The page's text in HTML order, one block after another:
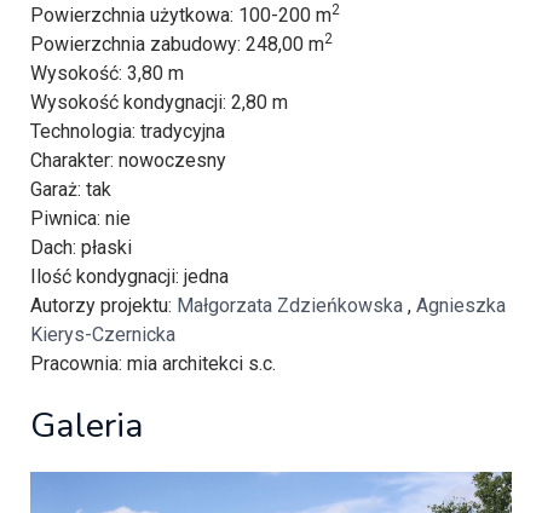
Powierzchnia użytkowa: 100-200 m2
Powierzchnia zabudowy: 248,00 m2
Wysokość: 3,80 m
Wysokość kondygnacji: 2,80 m
Technologia: tradycyjna
Charakter: nowoczesny
Garaż: tak
Piwnica: nie
Dach: płaski
Ilość kondygnacji: jedna
Autorzy projektu: Małgorzata Zdzieńkowska , Agnieszka
Kierys-Czernicka
Pracownia: mia architekci s.c.
Galeria